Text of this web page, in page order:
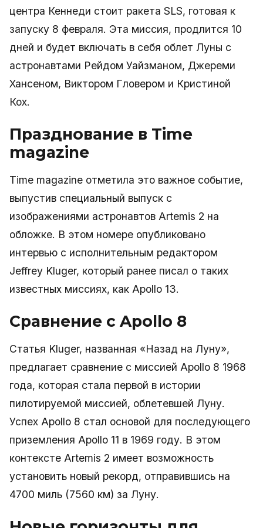
центра Кеннеди стоит ракета SLS, готовая к
запуску 8 февраля. Эта миссия, продлится 10
дней и будет включать в себя облет Луны с
астронавтами Рейдом Уайзманом, Джереми
Хансеном, Виктором Гловером и Кристиной
Кох.
Празднование в Time
magazine
Time magazine отметила это важное событие,
выпустив специальный выпуск с
изображениями астронавтов Artemis 2 на
обложке. В этом номере опубликовано
интервью с исполнительным редактором
Jeffrey Kluger, который ранее писал о таких
известных миссиях, как Apollo 13.
Сравнение с Apollo 8
Статья Kluger, названная «Назад на Луну»,
предлагает сравнение с миссией Apollo 8 1968
года, которая стала первой в истории
пилотируемой миссией, облетевшей Луну.
Успех Apollo 8 стал основой для последующего
приземления Apollo 11 в 1969 году. В этом
контексте Artemis 2 имеет возможность
установить новый рекорд, отправившись на
4700 миль (7560 км) за Луну.